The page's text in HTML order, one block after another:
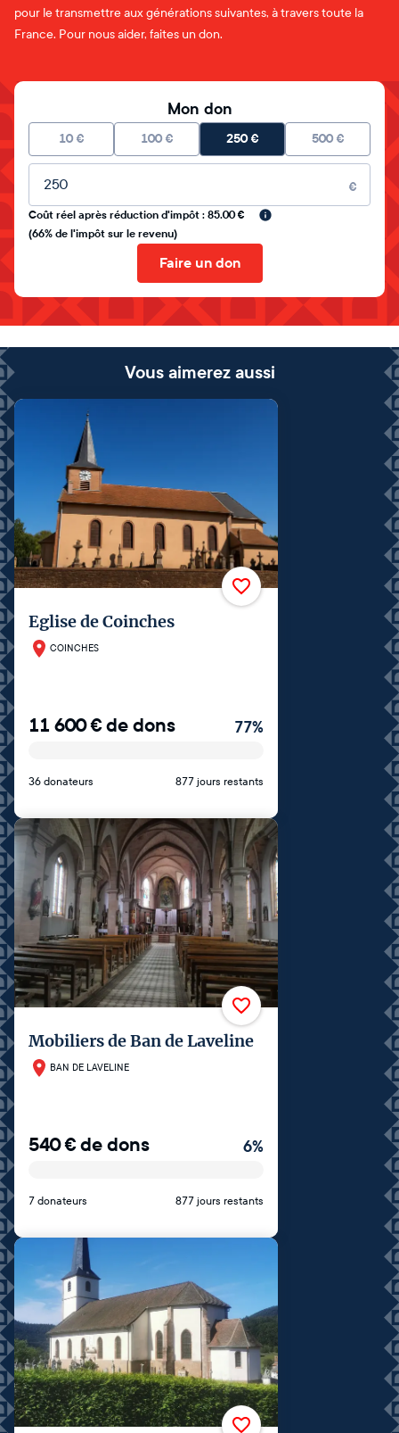
pour le transmettre aux générations suivantes, à travers toute la
France. Pour nous aider, faites un don.
Mon don
10 € 100 € 250€ 500 €
Montant libre
€
Coût réel après réduction d'impôt : 85.00 €
(66% de l'impôt sur le revenu)
Faire un don
Vous aimerez aussi
Eglise de Coinches
COINCHES
11 600€de dons 77%
36 donateurs 877 jours restants
Mobiliers de Ban de Laveline
BAN DE LAVELINE
540€de dons 6%
7 donateurs 877 jours restants